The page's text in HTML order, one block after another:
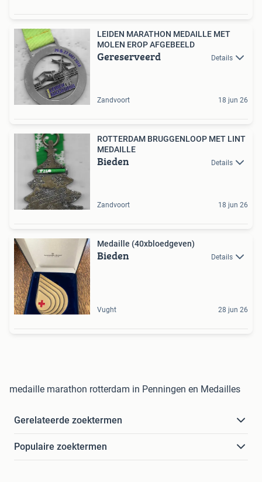
LEIDEN MARATHON MEDAILLE MET
MOLEN EROP AFGEBEELD
Gereserveerd Details
Zandvoort 18 jun 26
ROTTERDAM BRUGGENLOOP MET LINT
MEDAILLE
Bieden Details
Zandvoort 18 jun 26
Medaille (40xbloedgeven)
Bieden Details
Vught 28 jun 26
medaille marathon rotterdam in Penningen en Medailles
Gerelateerde zoektermen
Populaire zoektermen